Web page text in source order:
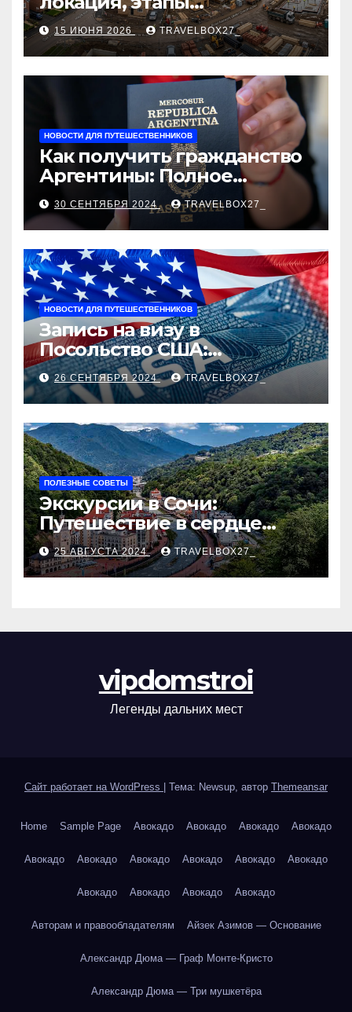
строительства, проверка
застройщика, сценарии
оформления сделки и
рыночные ориентиры
15 ИЮНЯ 2026 TRAVELBOX27_
НОВОСТИ ДЛЯ ПУТЕШЕСТВЕННИКОВ
Как получить гражданство
Аргентины: Полное
руководство
30 СЕНТЯБРЯ 2024 TRAVELBOX27_
НОВОСТИ ДЛЯ ПУТЕШЕСТВЕННИКОВ
Запись на визу в
Посольство США:
Пошаговое руководство
26 СЕНТЯБРЯ 2024 TRAVELBOX27_
ПОЛЕЗНЫЕ СОВЕТЫ
Экскурсии в Сочи:
Путешествие в сердце
Черноморского курорта
25 АВГУСТА 2024 TRAVELBOX27_
vipdomstroi
Легенды дальних мест
Сайт работает на WordPress Тема: Newsup, автор Themeansar
Home Sample Page Авокадо Авокадо Авокадо Авокадо
Авокадо Авокадо Авокадо Авокадо Авокадо Авокадо
Авокадо Авокадо Авокадо Авокадо
Авторам и правообладателям Айзек Азимов — Основание
Александр Дюма — Граф Монте-Кристо
Александр Дюма — Три мушкетёра